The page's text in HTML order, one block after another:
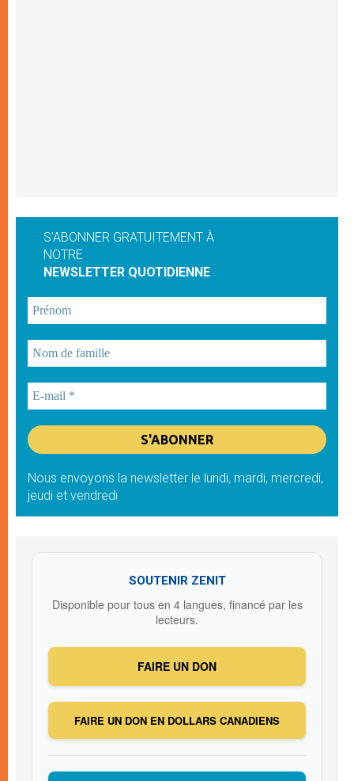
S'ABONNER GRATUITEMENT À
NOTRE
NEWSLETTER QUOTIDIENNE
Nous envoyons la newsletter le lundi, mardi, mercredi,
jeudi et vendredi
SOUTENIR ZENIT
Disponible pour tous en 4 langues, financé par les
lecteurs.
FAIRE UN DON
FAIRE UN DON EN DOLLARS CANADIENS